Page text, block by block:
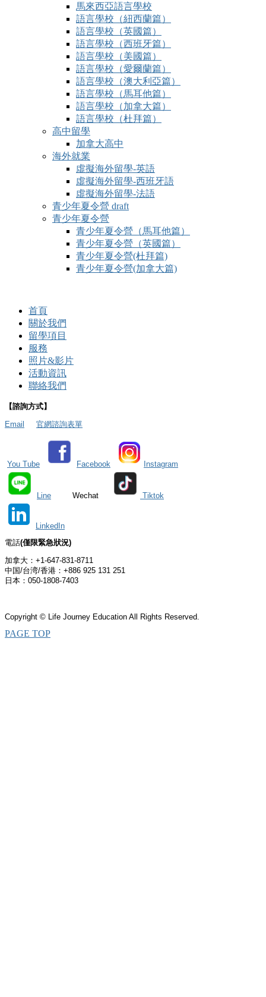
馬來西亞語言學校
語言學校（紐西蘭篇）
語言學校（英國篇）
語言學校（西班牙篇）
語言學校（美國篇）
語言學校（愛爾蘭篇）
語言學校（澳大利亞篇）
語言學校（馬耳他篇）
語言學校（加拿大篇）
語言學校（杜拜篇）
高中留學
加拿大高中
海外就業
虛擬海外留學-英語
虛擬海外留學-西班牙語
虛擬海外留學-法語
青少年夏令營 draft
青少年夏令營
青少年夏令營（馬耳他篇）
青少年夏令營（英國篇）
青少年夏令營(杜拜篇)
青少年夏令營(加拿大篇)
首頁
關於我們
留學項目
服務
照片&影片
活動資訊
聯絡我們
【諮詢方式】
Email
官網諮詢表單
You Tube Facebook Instagram
Line Wechat Tiktok
LinkedIn
電話(僅限緊急狀況)
加拿大：+1-647-831-8711
中国/台湾/香港：+886 925 131 251
日本：050-1808-7403
Copyright © Life Journey Education All Rights Reserved.
PAGE TOP